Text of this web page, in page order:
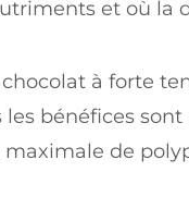
et où la
à forte
les bénéfices
de